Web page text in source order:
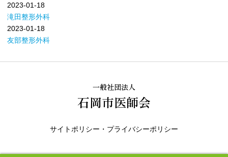
2023-01-18
滝田整形外科
2023-01-18
友部整形外科
一般社団法人
石岡市医師会
サイトポリシー・プライバシーポリシー